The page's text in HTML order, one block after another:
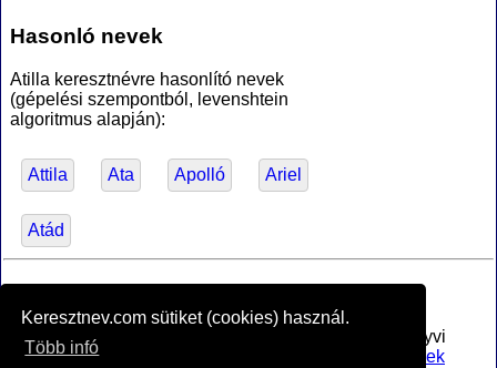
Keresztnev.com sütiket (cookies) használ.
Több infó
Hasonló nevek
Atilla keresztnévre hasonlító nevek
(gépelési szempontból, levenshtein
algoritmus alapján):
Attila Ata Apolló Ariel
Atád
Az MTA Nyelvtudományi Intézete által anyakönyvi
bejegyzésre alkalmasnak minősített
férfi utónevek